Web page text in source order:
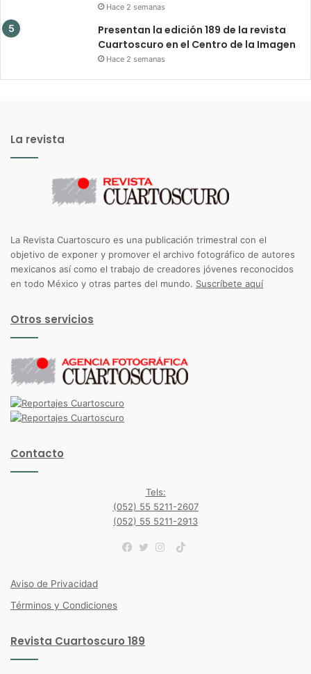
Hace 2 semanas
Presentan la edición 189 de la revista
Cuartoscuro en el Centro de la Imagen
Hace 2 semanas
La revista
La Revista Cuartoscuro es una publicación trimestral con el
objetivo de exponer y promover el archivo fotográfico de autores
mexicanos así como el trabajo de creadores jóvenes reconocidos
en todo México y otras partes del mundo. Suscríbete aquí
Otros servicios
Contacto
Tels:
(052) 55 5211-2607
(052) 55 5211-2913
TikTok
Aviso de Privacidad
Términos y Condiciones
Revista Cuartoscuro 189